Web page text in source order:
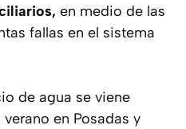
en medio de las
fallas en el sistema
de agua se viene
en Posadas y